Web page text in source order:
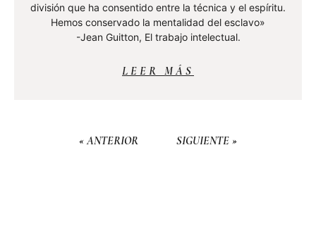
división que ha consentido entre la técnica y el espíritu.
Hemos conservado la mentalidad del esclavo»
-Jean Guitton, El trabajo intelectual.
LEER MÁS
« ANTERIOR SIGUIENTE »